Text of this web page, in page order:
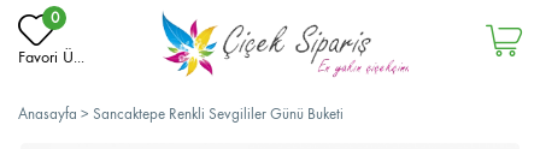
0
Favori Ü...
Anasayfa > Sancaktepe Renkli Sevgililer Günü Buketi